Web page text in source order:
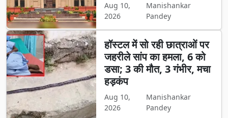
Aug 10,
2026
Manishankar
Pandey
हॉस्टल में सो रही छात्राओं पर
जहरीले सांप का हमला, 6 को
डसा; 3 की मौत, 3 गंभीर, मचा
हड़कंप
Aug 10,
2026
Manishankar
Pandey